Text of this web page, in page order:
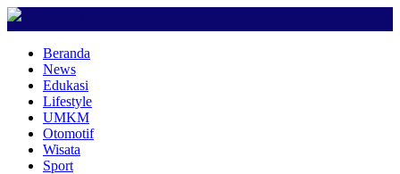
Beranda
News
Edukasi
Lifestyle
UMKM
Otomotif
Wisata
Sport